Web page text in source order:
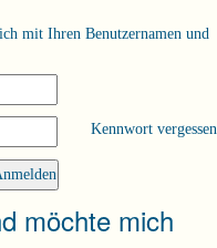
mit Ihren Benutzernamen und
Kennwort vergessen
möchte mich